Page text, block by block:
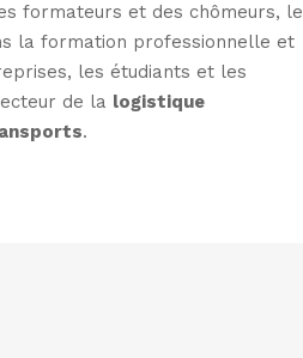
formateurs et des chômeurs, le
la formation professionnelle et
les étudiants et les
de la logistique
.